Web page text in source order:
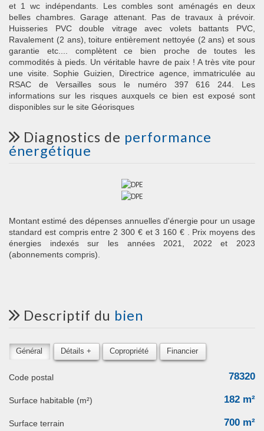
et 1 wc indépendants. Les combles sont aménagés en deux
belles chambres. Garage attenant. Pas de travaux à prévoir.
Huisseries PVC double vitrage avec volets battants PVC,
Ravalement (2 ans), toiture entièrement nettoyée (2 ans) et sous
garantie etc.... complètent ce bien proche de toutes les
commodités à pieds. Un véritable havre de paix ! A très vite pour
une visite. Sophie Guizien, Directrice agence, immatriculée au
RSAC de Versailles sous le numéro 397 616 244. Les
informations sur les risques auxquels ce bien est exposé sont
disponibles sur le site Géorisques
diagnostics de performance
énergétique
Montant estimé des dépenses annuelles d'énergie pour un usage
standard est compris entre 2 300 € et 3 160 € . Prix moyens des
énergies indexés sur les années 2021, 2022 et 2023
(abonnements compris).
descriptif du bien
Général Détails + Copropriété Financier
Code postal 78320
Surface habitable (m²) 182 m²
surface terrain 700 m²